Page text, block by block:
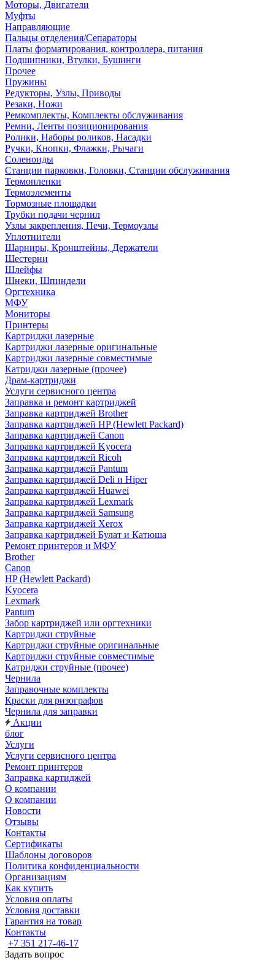
Моторы, Двигатели
Муфты
Направляющие
Пальцы отделения/Сепараторы
Платы форматирования, контроллера, питания
Подшипники, Втулки, Бушинги
Прочее
Пружины
Редукторы, Узлы, Приводы
Резаки, Ножи
Ремкомплекты, Комплекты обслуживания
Ремни, Ленты позиционирования
Ролики, Наборы роликов, Насадки
Ручки, Кнопки, Флажки, Рычаги
Соленоиды
Станции парковки, Головки, Станции обслуживания
Термопленки
Термоэлементы
Тормозные площадки
Трубки подачи чернил
Узлы закрепления, Печи, Термоузлы
Уплотнители
Шарниры, Кронштейны, Держатели
Шестерни
Шлейфы
Шнеки, Шпиндели
Оргтехника
МФУ
Мониторы
Принтеры
Картриджи лазерные
Картриджи лазерные оригинальные
Картриджи лазерные совместимые
Катриджи лазерные (прочее)
Драм-картриджи
Услуги сервисного центра
Заправка и ремонт картриджей
Заправка картриджей Brother
Заправка картриджей HP (Hewlett Packard)
Заправка картриджей Canon
Заправка картриджей Kyocera
Заправка картриджей Ricoh
Заправка картриджей Pantum
Заправка картриджей Deli и Hiper
Заправка картриджей Huawei
Заправка картриджей Lexmark
Заправка картриджей Samsung
Заправка картриджей Xerox
Заправка картриджей Булат и Катюша
Ремонт принтеров и МФУ
Brother
Canon
HP (Hewlett Packard)
Kyocera
Lexmark
Pantum
Забор картриджей или оргтехники
Картриджи струйные
Картриджи струйные оригинальные
Картриджи струйные совместимые
Катриджи струйные (прочее)
Чернила
Заправочные комплекты
Краски для ризографов
Чернила для заправки
Акции
блог
Услуги
Услуги сервисного центра
Ремонт принтеров
Заправка картиджей
О компании
О компании
Новости
Отзывы
Контакты
Сертификаты
Шаблоны договоров
Политика конфиденциальности
Организациям
Как купить
Условия оплаты
Условия доставки
Гарантия на товар
Контакты
+7 351 217-46-17
Задать вопрос